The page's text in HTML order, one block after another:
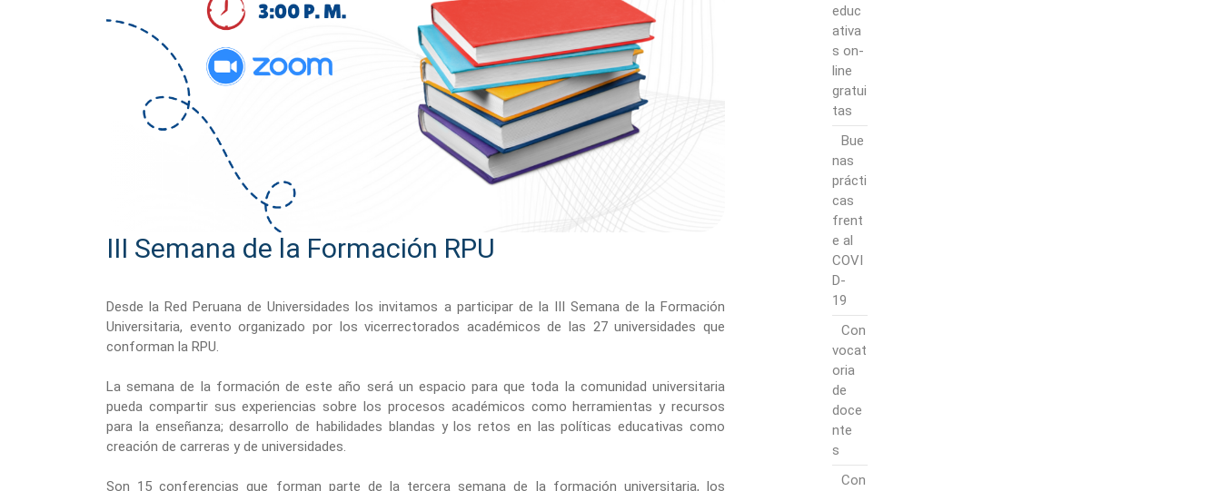
III Semana de la Formación RPU
Desde la Red Peruana de Universidades los invitamos a participar de la III Semana de la Formación
Universitaria, evento organizado por los vicerrectorados académicos de las 27 universidades que
conforman la RPU.
La semana de la formación de este año será un espacio para que toda la comunidad universitaria
pueda compartir sus experiencias sobre los procesos académicos como herramientas y recursos
para la enseñanza; desarrollo de habilidades blandas y los retos en las políticas educativas como
creación de carreras y de universidades.
Son 15 conferencias que forman parte de la tercera semana de la formación universitaria, los
educ
ativa
s on-
line
gratui
tas
Bue
nas
prácti
cas
frent
e al
COVI
D-
19
Con
vocat
oria
de
doce
nte
s
Con